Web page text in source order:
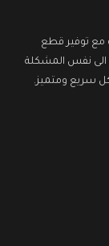
مع توفير قطع
الى نفس المشكلة
سريع ومتميز.